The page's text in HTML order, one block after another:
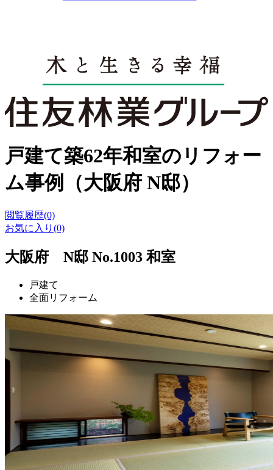
戸建て築62年和室のリフォー
ム事例（大阪府 N邸）
閲覧履歴(0)
お気に入り(0)
大阪府 N邸 No.1003 和室
戸建て
全面リフォーム